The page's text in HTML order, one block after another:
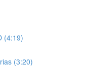
(4:19)
(3:20)